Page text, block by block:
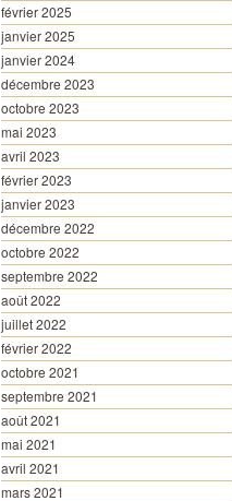
février 2025
janvier 2025
janvier 2024
décembre 2023
octobre 2023
mai 2023
avril 2023
février 2023
janvier 2023
décembre 2022
octobre 2022
septembre 2022
août 2022
juillet 2022
février 2022
octobre 2021
septembre 2021
août 2021
mai 2021
avril 2021
mars 2021